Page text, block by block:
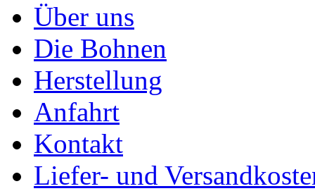
Über uns
Die Bohnen
Herstellung
Anfahrt
Kontakt
Liefer- und